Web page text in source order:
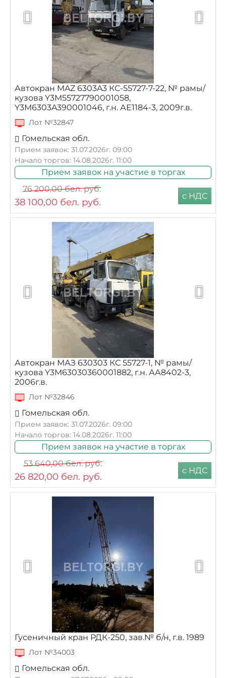
Автокран MAZ 6303A3 КС-55727-7-22, № рамы/
кузова Y3M55727790001058,
Y3M6303A390001046, г.н. АЕ1184-3, 2009г.в.
Лот №32847
Гомельская обл.
Прием заявок: 31.07.2026г. 09:00
Начало торгов: 14.08.2026г. 11:00
Прием заявок на участие в торгах
76 200,00бел. руб.
38 100,00 бел. руб.
с НДС
Автокран МАЗ 630303 КС 55727-1, № рамы/
кузова Y3M63030360001882, г.н. АА8402-3,
2006г.в.
Лот №32846
Гомельская обл.
Прием заявок: 31.07.2026г. 09:00
Начало торгов: 14.08.2026г. 11:00
Прием заявок на участие в торгах
53 640,00бел. руб.
26 820,00 бел. руб.
с НДС
Гусеничный кран РДК-250, зав.№ б/н, г.в. 1989
Лот №34003
Гомельская обл.